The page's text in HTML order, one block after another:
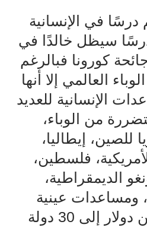
في الإنسانية
درسًا سيظل خالدًا في
جائحة كورونا فبالرغم
العالمي إلا أنها
الإنسانية للعديد
من الوباء،
إيطاليا،
فلسطين،
الديمقراطية،
ومساعدات عينية
طبية بقيمة 4 ملايين دولار إلى 30 دولة